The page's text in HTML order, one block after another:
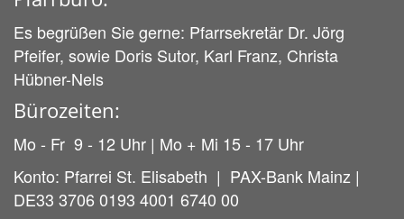
Es begrüßen Sie gerne: Pfarrsekretär Dr. Jörg
Pfeifer, sowie Doris Sutor, Karl Franz, Christa
Hübner-Nels
Bürozeiten:
Mo - Fr 9 - 12 Uhr | Mo + Mi 15 - 17 Uhr
Konto: Pfarrei St. Elisabeth | PAX-Bank Mainz |
DE33 3706 0193 4001 6740 00